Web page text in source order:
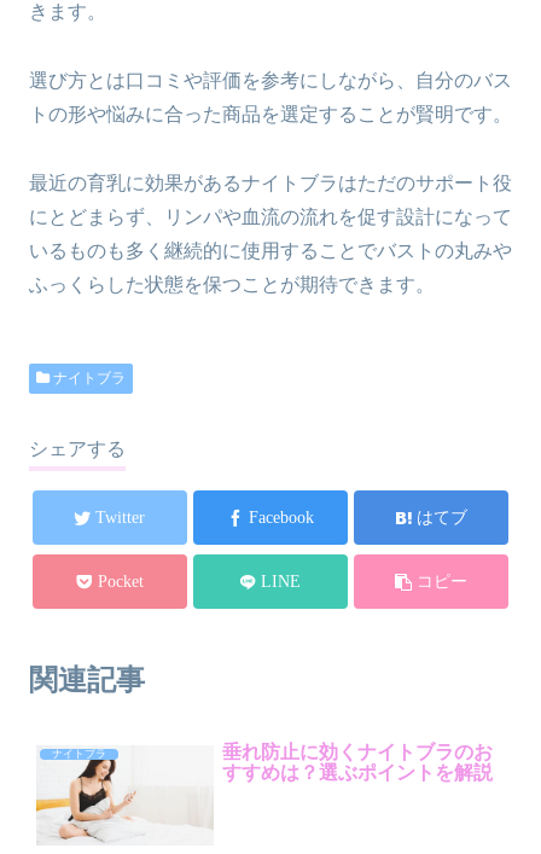
きます。
選び方とは口コミや評価を参考にしながら、自分のバス
トの形や悩みに合った商品を選定することが賢明です。
最近の育乳に効果があるナイトブラはただのサポート役
にとどまらず、リンパや血流の流れを促す設計になって
いるものも多く継続的に使用することでバストの丸みや
ふっくらした状態を保つことが期待できます。
ナイトブラ
シェアする
Twitter Facebook はてブ
Pocket LINE コピー
関連記事
ナイトブラ
垂れ防止に効くナイトブラのお
すすめは？選ぶポイントを解説